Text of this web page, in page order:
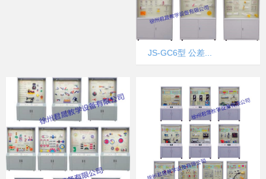
JS-GC6型 公差...